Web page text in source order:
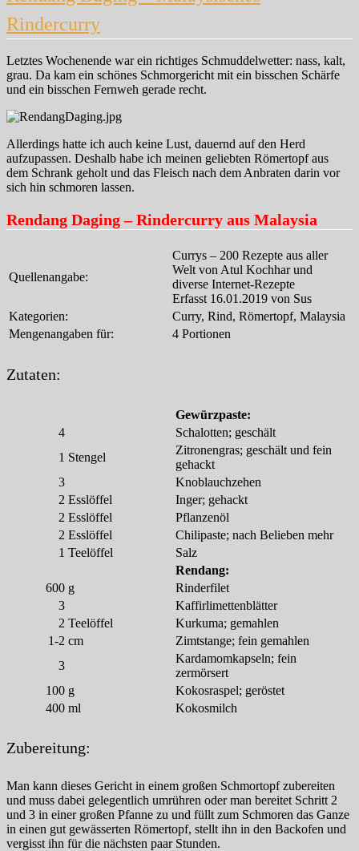
Rindercurry
Letztes Wochenende war ein richtiges Schmuddelwetter: nass, kalt,
grau. Da kam ein schönes Schmorgericht mit ein bisschen Schärfe
und ein bisschen Fernweh gerade recht.
Allerdings hatte ich auch keine Lust, dauernd auf den Herd
aufzupassen. Deshalb habe ich meinen geliebten Römertopf aus
dem Schrank geholt und das Fleisch nach dem Anbraten darin vor
sich hin schmoren lassen.
Rendang Daging – Rindercurry aus Malaysia
Quellenangabe:
Currys – 200 Rezepte aus aller
Welt von Atul Kochhar und
diverse Internet-Rezepte
Erfasst 16.01.2019 von Sus
Kategorien:
Curry, Rind, Römertopf, Malaysia
Mengenangaben für:
4 Portionen
Zutaten:
Gewürzpaste:
4
Schalotten; geschält
1 Stengel
Zitronengras; geschält und fein
gehackt
3
Knoblauchzehen
2 Esslöffel
Inger; gehackt
2 Esslöffel
Pflanzenöl
2 Esslöffel
Chilipaste; nach Belieben mehr
1 Teelöffel
Salz
Rendang:
600 g
Rinderfilet
3
Kaffirlimettenblätter
2 Teelöffel
Kurkuma; gemahlen
1-2 cm
Zimtstange; fein gemahlen
3
Kardamomkapseln; fein
zermörsert
100 g
Kokosraspel; geröstet
400 ml Kokosmilch
Zubereitung:
Man kann dieses Gericht in einem großen Schmortopf zubereiten
und muss dabei gelegentlich umrühren oder man bereitet Schritt 2
und 3 in einer großen Pfanne zu und füllt zum Schmoren das Ganze
in einen gut gewässerten Römertopf, stellt ihn in den Backofen und
vergisst ihn für die nächsten paar Stunden.